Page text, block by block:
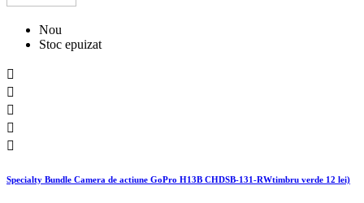
Nou
Stoc epuizat





Specialty Bundle Camera de actiune GoPro H13B CHDSB-131-RWtimbru verde 12 lei)